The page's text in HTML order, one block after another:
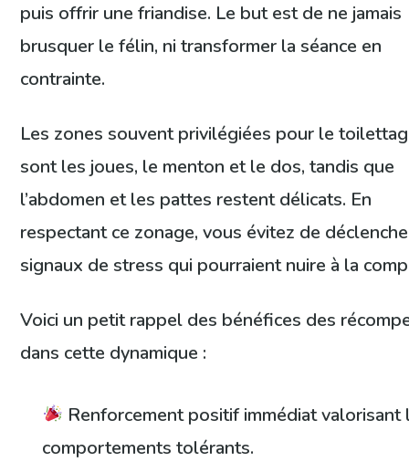
puis offrir une friandise. Le but est de ne jamais
brusquer le félin, ni transformer la séance en
contrainte.
Les zones souvent privilégiées pour le
sont les joues, le menton et le dos, tandis que
l’abdomen et les pattes restent délicats. En
respectant ce zonage, vous évitez de
signaux de stress qui pourraient nuire à la
Voici un petit rappel des bénéfices des
dans cette dynamique :
Renforcement positif immédiat valorisant
comportements tolérants.